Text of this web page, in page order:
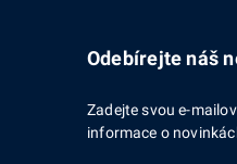
Odebírejte náš
Zadejte svou e-
informace o